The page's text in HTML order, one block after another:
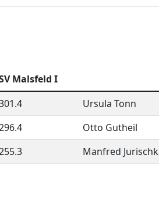
Malsfeld I
Ursula Tonn
Otto Gutheil
Manfred